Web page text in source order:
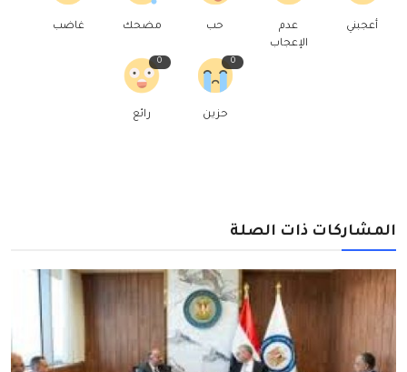
أعجبني
عدم
الإعجاب
حب مضحك غاضب
0
حزين
0
رائع
المشاركات ذات الصلة